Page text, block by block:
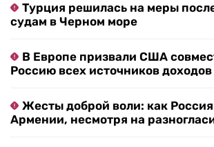
Турция решилась на меры
судам в Черном море
В Европе призвали США
Россию всех источников доходов
Жесты доброй воли: как
Армении, несмотря на